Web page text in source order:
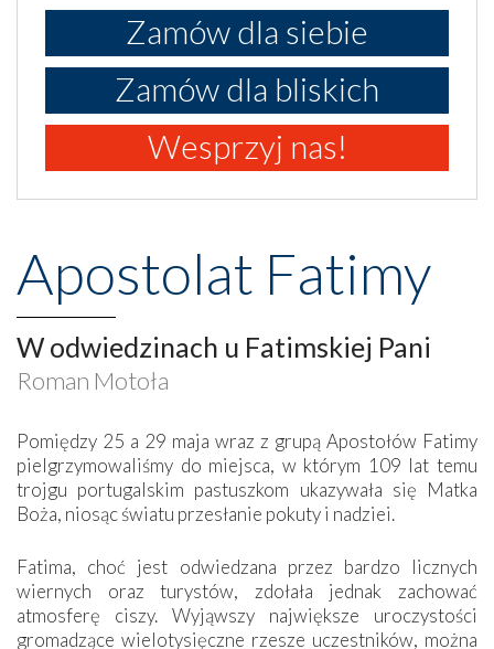
Zamów dla siebie
Zamów dla bliskich
Wesprzyj nas!
Apostolat Fatimy
W odwiedzinach u Fatimskiej Pani
Roman Motoła
Pomiędzy 25 a 29 maja wraz z grupą Apostołów Fatimy
pielgrzymowaliśmy do miejsca, w którym 109 lat temu
trojgu portugalskim pastuszkom ukazywała się Matka
Boża, niosąc światu przesłanie pokuty i nadziei.
Fatima, choć jest odwiedzana przez bardzo licznych
wiernych oraz turystów, zdołała jednak zachować
atmosferę ciszy. Wyjąwszy największe uroczystości
gromadzące wielotysięczne rzesze uczestników, można